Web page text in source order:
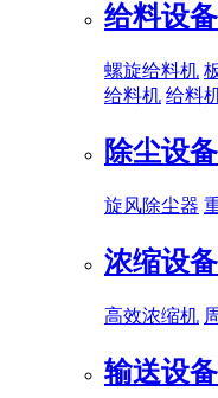
给料设备
螺旋给料机
给料机 给料
除尘设备
旋风除尘器
浓缩设备
高效浓缩机
输送设备